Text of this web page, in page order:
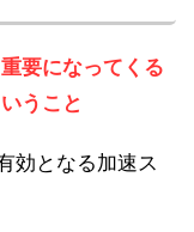
要になってくる
うこと
効となる加速ス